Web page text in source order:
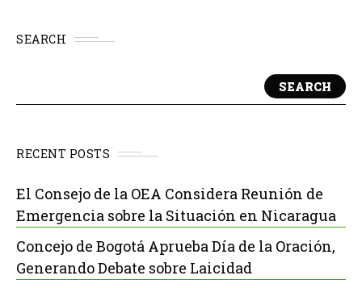
SEARCH
SEARCH
RECENT POSTS
El Consejo de la OEA Considera Reunión de
Emergencia sobre la Situación en Nicaragua
Concejo de Bogotá Aprueba Día de la Oración,
Generando Debate sobre Laicidad